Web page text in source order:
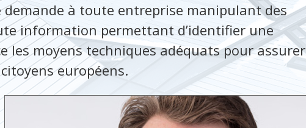
à toute entreprise manipulant des
information permettant d’identifier une
les moyens techniques adéquats pour assurer
européens.